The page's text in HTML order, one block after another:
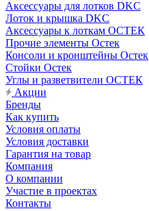
Аксессуары для лотков DKC
Лоток и крышка DKC
Аксессуары к лоткам ОСТЕК
Прочие элементы Остек
Консоли и кронштейны Остек
Стойки Остек
Углы и разветвители ОСТЕК
Акции
Бренды
Как купить
Условия оплаты
Условия доставки
Гарантия на товар
Компания
О компании
Участие в проектах
Контакты